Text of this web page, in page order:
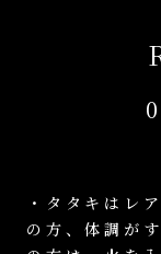
・タタキはレ
の方、体調が